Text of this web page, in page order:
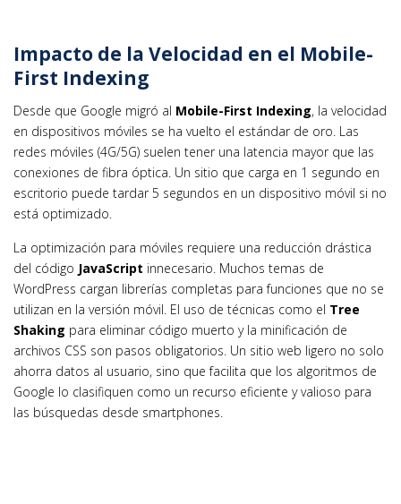
Impacto de la Velocidad en el Mobile-
First Indexing
Desde que Google migró al Mobile-First Indexing, la velocidad
en dispositivos móviles se ha vuelto el estándar de oro. Las
redes móviles (4G/5G) suelen tener una latencia mayor que las
conexiones de fibra óptica. Un sitio que carga en 1 segundo en
escritorio puede tardar 5 segundos en un dispositivo móvil si no
está optimizado.
La optimización para móviles requiere una reducción drástica
del código JavaScript innecesario. Muchos temas de
WordPress cargan librerías completas para funciones que no se
utilizan en la versión móvil. El uso de técnicas como el Tree
Shaking para eliminar código muerto y la minificación de
archivos CSS son pasos obligatorios. Un sitio web ligero no solo
ahorra datos al usuario, sino que facilita que los algoritmos de
Google lo clasifiquen como un recurso eficiente y valioso para
las búsquedas desde smartphones.